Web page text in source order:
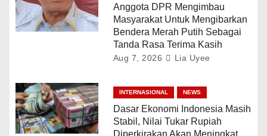
Anggota DPR Mengimbau
Masyarakat Untuk Mengibarkan
Bendera Merah Putih Sebagai
Tanda Rasa Terima Kasih
Aug 7, 2026 Lia Uyee
INTERNASIONAL NEWS
Dasar Ekonomi Indonesia Masih
Stabil, Nilai Tukar Rupiah
Diperkirakan Akan Meningkat